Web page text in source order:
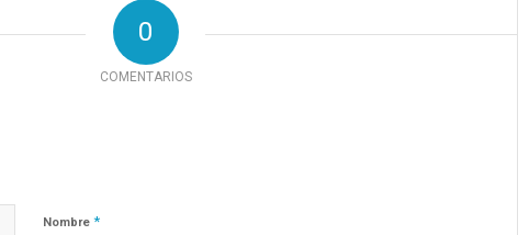
0
COMENTARIOS
Nombre *